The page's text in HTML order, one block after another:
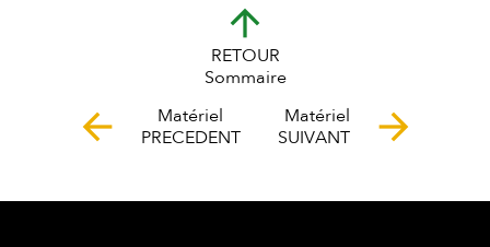
arrow_upward
RETOUR
Sommaire
arrow_back
Matériel
PRECEDENT
Matériel
SUIVANT
arrow_forward